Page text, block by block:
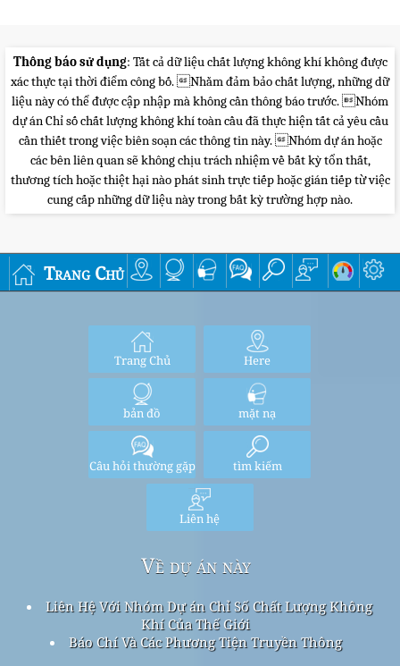
Thông báo sử dụng: Tất cả dữ liệu chất lượng không khí không được
xác thực tại thời điểm công bố. Nhằm đảm bảo chất lượng, những dữ
liệu này có thể được cập nhập mà không cần thông báo trước. Nhóm
dự án Chỉ số chất lượng không khí toàn cầu đã thực hiện tất cả yêu cầu
cần thiết trong việc biên soạn các thông tin này. Nhóm dự án hoặc
các bên liên quan sẽ không chịu trách nhiệm về bất kỳ tổn thất,
thương tích hoặc thiệt hại nào phát sinh trực tiếp hoặc gián tiếp từ việc
cung cấp những dữ liệu này trong bất kỳ trường hợp nào.
Trang Chủ
Trang Chủ Here
bản đồ mặt nạ
Câu hỏi thường gặp tìm kiếm
Liên hệ
Về dự án này
Liên Hệ Với Nhóm Dự án Chỉ Số Chất Lượng Không
Khí Của Thế Giới
Báo Chí Và Các Phương Tiện Truyền Thông